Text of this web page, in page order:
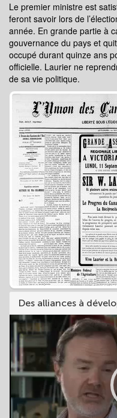
Le premier ministre est
feront savoir lors de
année. En grande partie à
gouvernance du pays et
occupé durant quinze ans
officielle. Laurier ne
de sa vie politique.
Des alliances à
Video
Player